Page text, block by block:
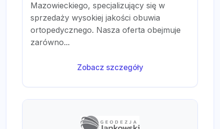
Mazowieckiego, specjalizujący się w
sprzedaży wysokiej jakości obuwia
ortopedycznego. Nasza oferta obejmuje
zarówno...
Zobacz szczegóły